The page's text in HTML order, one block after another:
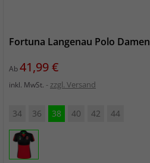
Fortuna Langenau Polo Damen
AbPreis
41,99 €
inkl. MwSt. zzgl. Versand
34 36 38 40 42 44